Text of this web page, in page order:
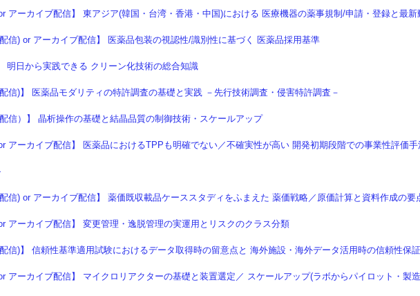
アーカイブ配信】 東アジア(韓国・台湾・香港・中国)における 医療機器の薬事規制/申請・登録と最新
信) or アーカイブ配信】 医薬品包装の視認性/識別性に基づく 医薬品採用基準
明日から実践できる クリーン化技術の総合知識
信)】 医薬品モダリティの特許調査の基礎と実践 －先行技術調査・侵害特許調査－
信）】 晶析操作の基礎と結晶品質の制御技術・スケールアップ
アーカイブ配信】 医薬品におけるTPPも明確でない／不確実性が高い 開発初期段階での事業性評価手
信) or アーカイブ配信】 薬価既収載品ケーススタディをふまえた 薬価戦略／原価計算と資料作成の要
アーカイブ配信】 変更管理・逸脱管理の実運用とリスクのクラス分類
信)】 信頼性基準適用試験におけるデータ取得時の留意点と 海外施設・海外データ活用時の信頼性保証
アーカイブ配信】 マイクロリアクターの基礎と装置選定／ スケールアップ(ラボからパイロット・製